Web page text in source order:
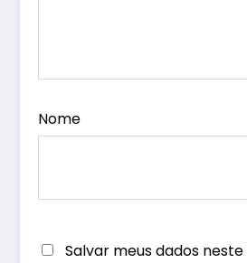
Nome
Salvar meus dados